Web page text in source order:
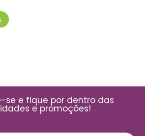
se e fique por dentro das
e promoções!